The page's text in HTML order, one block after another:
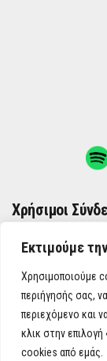
Εκτιμούμε
Χρησιμοποιούμε
περιήγησής σας,
περιεχόμενο και
κλικ στην
cookies από εμάς.
Χρήσιμοι
ΌΡΟΙ ΧΡΉΣΗΣ
ΠΟΛΙΤΙΚΉ